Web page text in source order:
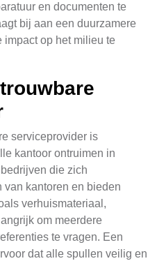
en documenten te
bij aan een duurzamere
impact op het milieu te
serviceprovider is
kantoor ontruimen in
die zich
kantoren en bieden
verhuismateriaal,
om meerdere
te vragen. Een
dat alle spullen veilig en